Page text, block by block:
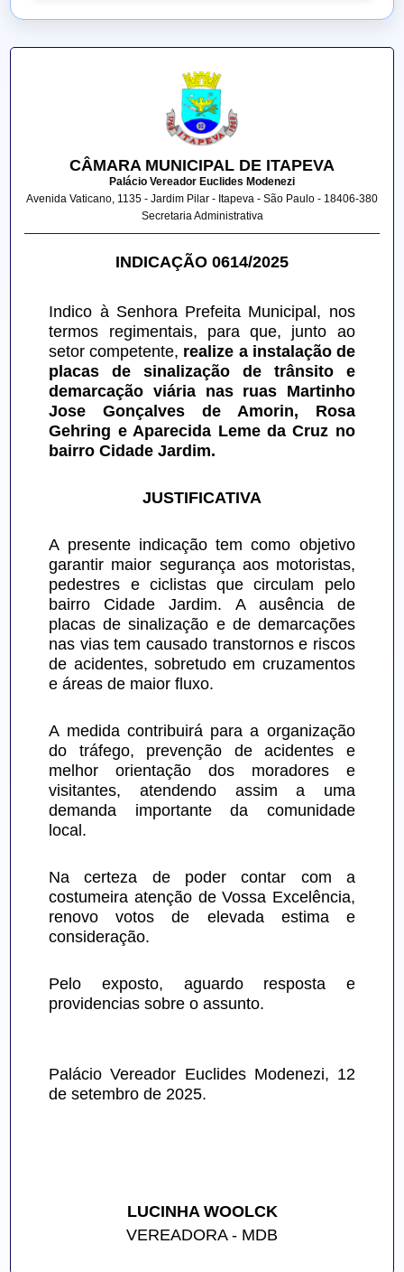
CÂMARA MUNICIPAL DE ITAPEVA
Palácio Vereador Euclides Modenezi
Avenida Vaticano, 1135 - Jardim Pilar - Itapeva - São Paulo - 18406-380
Secretaria Administrativa
INDICAÇÃO 0614/2025
Indico à Senhora Prefeita Municipal, nos
termos regimentais, para que, junto ao
setor competente, realize a instalação de
placas de sinalização de trânsito e
demarcação viária nas ruas Martinho
Jose Gonçalves de Amorin, Rosa
Gehring e Aparecida Leme da Cruz no
bairro Cidade Jardim.
JUSTIFICATIVA
A presente indicação tem como objetivo
garantir maior segurança aos motoristas,
pedestres e ciclistas que circulam pelo
bairro Cidade Jardim. A ausência de
placas de sinalização e de demarcações
nas vias tem causado transtornos e riscos
de acidentes, sobretudo em cruzamentos
e áreas de maior fluxo.
A medida contribuirá para a organização
do tráfego, prevenção de acidentes e
melhor orientação dos moradores e
visitantes, atendendo assim a uma
demanda importante da comunidade
local.
Na certeza de poder contar com a
costumeira atenção de Vossa Excelência,
renovo votos de elevada estima e
consideração.
Pelo exposto, aguardo resposta e
providencias sobre o assunto.
Palácio Vereador Euclides Modenezi, 12
de setembro de 2025.
LUCINHA WOOLCK
VEREADORA - MDB